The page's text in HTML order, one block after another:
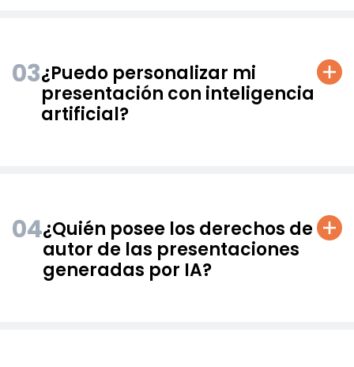
03¿Puedo personalizar mi
presentación con inteligencia
artificial?
04¿Quién posee los derechos de
autor de las presentaciones
generadas por IA?